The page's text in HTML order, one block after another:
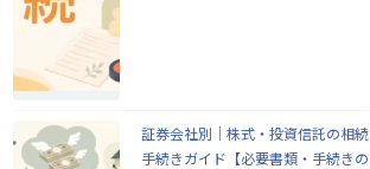
証券会社別｜株式・投資信託の相続
手続きガイド【必要書類・手続きの